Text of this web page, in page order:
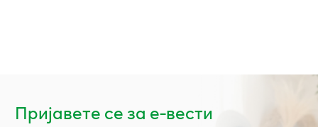
Пријавете се за е-вести